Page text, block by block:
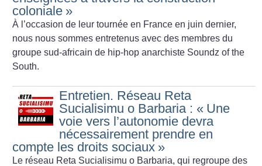
coloniale »
À l’occasion de leur tournée en France en juin dernier,
nous nous sommes entretenus avec des membres du
groupe sud-africain de hip-hop anarchiste Soundz of the
South.
Entretien. Réseau Reta
Sucialisimu o Barbaria : « Une
voie vers l’autonomie devra
nécessairement prendre en
compte les droits sociaux »
Le réseau Reta Sucialisimu o Barbaria, qui regroupe des